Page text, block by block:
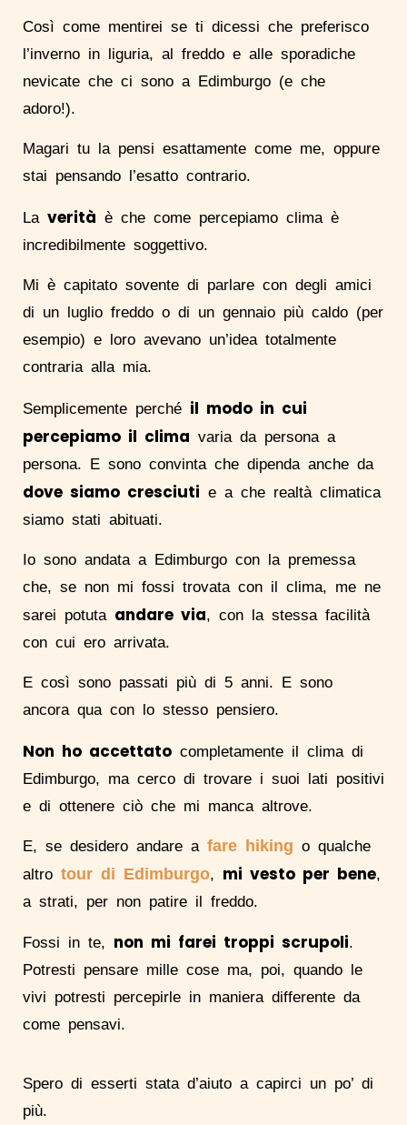
Così come mentirei se ti dicessi che preferisco
l’inverno in liguria, al freddo e alle sporadiche
nevicate che ci sono a Edimburgo (e che
adoro!).
Magari tu la pensi esattamente come me, oppure
stai pensando l’esatto contrario.
La verità è che come percepiamo clima è
incredibilmente soggettivo.
Mi è capitato sovente di parlare con degli amici
di un luglio freddo o di un gennaio più caldo (per
esempio) e loro avevano un’idea totalmente
contraria alla mia.
Semplicemente perché il modo in cui
percepiamo il clima varia da persona a
persona. E sono convinta che dipenda anche da
dove siamo cresciuti e a che realtà climatica
siamo stati abituati.
Io sono andata a Edimburgo con la premessa
che, se non mi fossi trovata con il clima, me ne
sarei potuta andare via, con la stessa facilità
con cui ero arrivata.
E così sono passati più di 5 anni. E sono
ancora qua con lo stesso pensiero.
Non ho accettato completamente il clima di
Edimburgo, ma cerco di trovare i suoi lati positivi
e di ottenere ciò che mi manca altrove.
E, se desidero andare a fare hiking o qualche
altro tour di Edimburgo, mi vesto per bene,
a strati, per non patire il freddo.
Fossi in te, non mi farei troppi scrupoli.
Potresti pensare mille cose ma, poi, quando le
vivi potresti percepirle in maniera differente da
come pensavi.
Spero di esserti stata d’aiuto a capirci un po’ di
più.